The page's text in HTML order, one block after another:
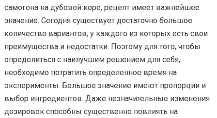
самогона на дубовой коре, рецепт имеет важнейшее
значение. Сегодня существует достаточно большое
количество вариантов, у каждого из которых есть свои
преимущества и недостатки. Поэтому для того, чтобы
определиться с наилучшим решением для себя,
необходимо потратить определенное время на
эксперименты. Большое значение имеют пропорции и
выбор ингредиентов. Даже незначительные изменения
дозировок способны существенно повлиять на